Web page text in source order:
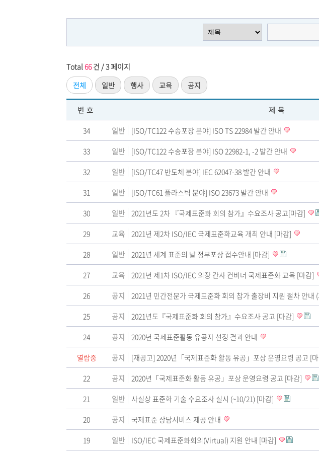
Total66건 / 3 페이지
전체
일반 행사 교육 공지
번호 제목
34 일반 [ISO/TC122 수송포장 분야] ISO TS 22984 발간 안내
33 일반 [ISO/TC122 수송포장 분야] ISO 22982-1, -2 발간 안내
32 일반 [ISO/TC47 반도체 분야] IEC 62047-38 발간 안내
31 일반 [ISO/TC61 플라스틱 분야] ISO 23673 발간 안내
30 일반 2021년도 2차 『국제표준화 회의 참가』수요조사 공고[마감]
29 교육 2021년 제2차 ISO/IEC 국제표준화교육 개최 안내 [마감]
28 일반 2021년 세계 표준의 날 정부포상 접수안내 [마감]
27 교육 2021년 제1차 ISO/IEC 의장 간사 컨비너 국제표준화 교육 [마감]
26 공지 2021년 민간전문가 국제표준화 회의 참가 출장비 지원 절차 안내
25 공지 2021년도『국제표준화 회의 참가』수요조사 공고 [마감]
24 공지 2020년 국제표준활동 유공자 선정 결과 안내
열람중 공지 [재공고] 2020년「국제표준화 활동 유공」포상 운영요령 공고 [
22 공지 2020년「국제표준화 활동 유공」포상 운영요령 공고 [마감]
21 일반 사실상 표준화 기술 수요조사 실시 (~10/21) [마감]
20 공지 국제표준 상담서비스 제공 안내
19 일반 ISO/IEC 국제표준화회의(Virtual) 지원 안내 [마감]